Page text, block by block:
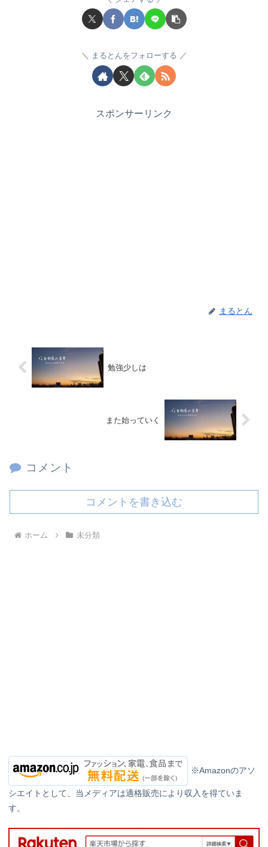
まるとんをフォローする
スポンサーリンク
まるとん
勉強少しは
また始っていく
コメント
コメントを書き込む
ホーム 未分類
※Amazonのアソ
シエイトとして、当メディアは適格販売により収入を得ていま
す。